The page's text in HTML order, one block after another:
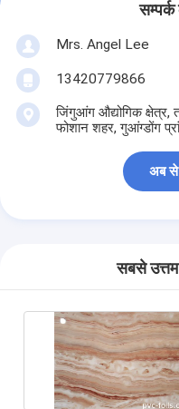
Mrs. Angel Lee
13420779866
जिंगुआंग औद्योगिक क्षेत्र,
फोशान शहर, गुआंग्डोंग
अब से
सबसे उत्तम